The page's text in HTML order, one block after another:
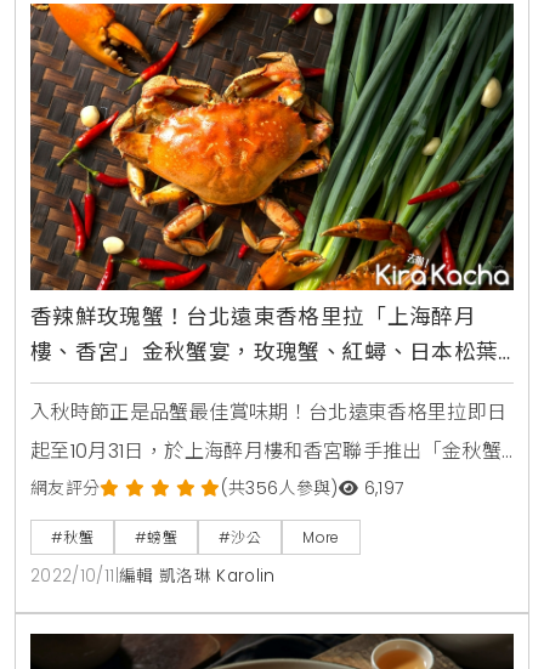
服務費，並於三天前完成預訂。「逸薈軒」主廚團隊特
選來自澳洲純淨水域的「旭蟹」、「沙公」
香辣鮮玫瑰蟹！台北遠東香格里拉「上海醉月
樓、香宮」金秋蟹宴，玫瑰蟹、紅蟳、日本松葉
蟹、大沙公、花蟹，美味限時開吃
入秋時節正是品蟹最佳賞味期！台北遠東香格里拉即日
起至10月31日，於上海醉月樓和香宮聯手推出「金秋蟹
宴」，集結當季肥美蟹種，例如玫瑰蟹、紅蟳、日本松
葉蟹、大沙公、花蟹等，以清蒸、火炒、酥炸、入餡等
料理方式，呈現多元品蟹體驗。其中上海醉月樓由賴忠
舜主廚掌杓，以滬式手法變化出多款佳餚，其中「香辣
鮮玫瑰蟹」將新鮮玫瑰蟹切塊下鍋油炸後撈出，利用剛
網友評分 (共356人參與) 6,197
#秋蟹 #螃蟹 #沙公 More
2022/10/11 編輯 凱洛琳 Karolin